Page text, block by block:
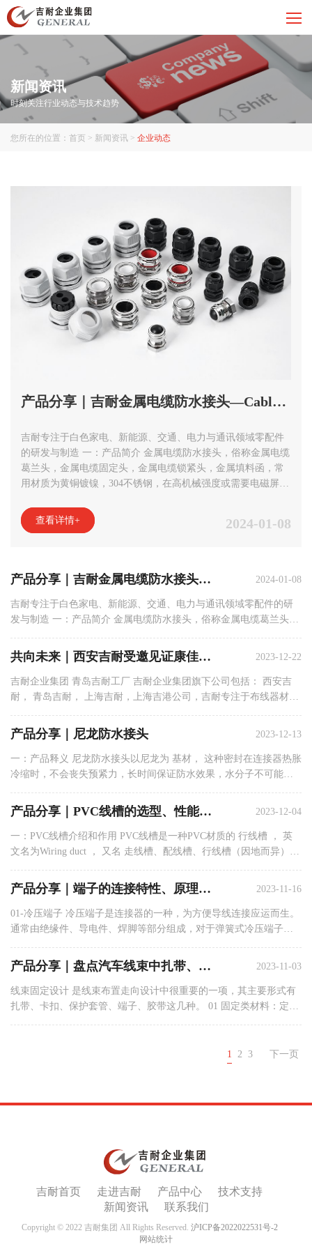
新闻资讯
时刻关注行业动态与技术趋势
您所在的位置： 首页 > 新闻资讯 > 企业动态
产品分享｜吉耐金属电缆防水接头—Cable Gland
吉耐专注于白色家电、新能源、交通、电力与通讯领域零配件
的研发与制造 一：产品简介 金属电缆防水接头，俗称金属电缆
葛兰头，金属电缆固定头，金属电缆锁紧头，金属填料函，常
用材质为黄铜镀镍，304不锈钢，在高机械强度或需要电磁屏蔽
查看详情+ 2024-01-08
产品分享｜吉耐金属电缆防水接头—Cable Gland 2024-01-08
吉耐专注于白色家电、新能源、交通、电力与通讯领域零配件的研
发与制造 一：产品简介 金属电缆防水接头，俗称金属电缆葛兰头，
镀镍，304不锈钢，在高机械强度或需要电磁屏蔽的环境下使用。
二： ...
共向未来｜西安吉耐受邀见证康佳智能家电洗碗机事业部投产仪式 2023-12-22
吉耐企业集团 青岛吉耐工厂 吉耐企业集团旗下公司包括： 西安吉
耐， 青岛吉耐， 上海吉耐，上海吉港公司，吉耐专注于布线器材、
应用于新能源、电子电气、智能家电、智慧交通、汽车与工程机械
等领...
产品分享｜尼龙防水接头 2023-12-13
一：产品释义 尼龙防水接头以尼龙为 基材， 这种密封在连接器热胀
冷缩时，不会丧失预紧力，长时间保证防水效果，水分子不可能在
性能，表面硬度高； 02- 较高的抗张性，抗弯曲强度和冲击强度及
较...
产品分享｜PVC线槽的选型、性能、应用及分类 2023-12-04
一：PVC线槽介绍和作用 PVC线槽是一种PVC材质的 行线槽 ， 英
文名为Wiring duct ， 又名 走线槽、配线槽、行线槽（因地而异），
其中的导线起机械防护和电气保护作用， 使用PVC线槽后， 配线
方...
产品分享｜端子的连接特性、原理、使用环境及应用 2023-11-16
01-冷压端子 冷压端子是连接器的一种，为方便导线连接应运而生。
通常由绝缘件、导电件、焊脚等部分组成，对于弹簧式冷压端子来
下考虑使用： 吉耐部分端子产品1 01 该位置的导线因调试、维修等
因...
产品分享｜盘点汽车线束中扎带、卡扣、支架及防护管等产品的性能解析 2023-11-03
线束固定设计 是线束布置走向设计中很重要的一项，其主要形式有
扎带、卡扣、保护套管、端子、胶带这几种。 01 固定类材料：定位
1 2 3 下一页
吉耐首页 走进吉耐 产品中心
技术支持
新闻资讯
联系我们
Copyright © 2022 吉耐集团 All Rights Reserved. 沪ICP备2022022531号-2
网站统计